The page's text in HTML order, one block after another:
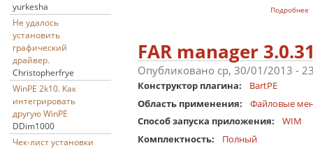
yurkesha
Не удалось
установить
графический
драйвер.
Christopherfrye
WinPE 2k10. Как
интегрировать
другую WinPE
DDim1000
Чек-лист установки
Подробнее
FAR manager
Опубликовано ср, 30/01/2013 -
Конструктор плагина:
BartPE
Область применения:
Файловые
Способ запуска приложения:
WIM
Комплектность:
Полный